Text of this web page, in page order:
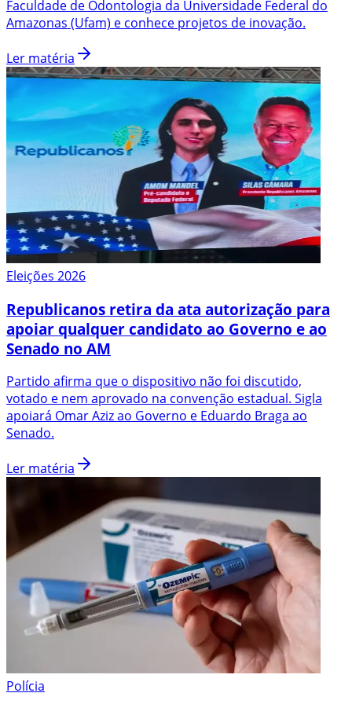
Faculdade de Odontologia da Universidade Federal do
Amazonas (Ufam) e conhece projetos de inovação.
Ler matéria
Eleições 2026
Republicanos retira da ata autorização para
apoiar qualquer candidato ao Governo e ao
Senado no AM
Partido afirma que o dispositivo não foi discutido,
votado e nem aprovado na convenção estadual. Sigla
apoiará Omar Aziz ao Governo e Eduardo Braga ao
Senado.
Ler matéria
Polícia